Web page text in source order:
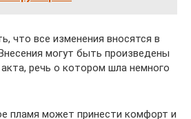
что все изменения вносятся в
могут быть произведены
речь о котором шла немного
пламя может принести комфорт и